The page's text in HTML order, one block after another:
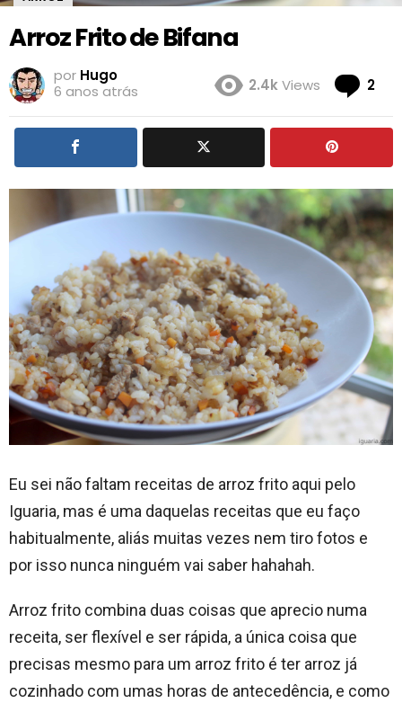
Arroz Frito de Bifana
por Hugo
6 anos atrás
2.4kViews 2
Eu sei não faltam receitas de arroz frito aqui pelo
Iguaria, mas é uma daquelas receitas que eu faço
habitualmente, aliás muitas vezes nem tiro fotos e
por isso nunca ninguém vai saber hahahah.
Arroz frito combina duas coisas que aprecio numa
receita, ser flexível e ser rápida, a única coisa que
precisas mesmo para um arroz frito é ter arroz já
cozinhado com umas horas de antecedência, e como